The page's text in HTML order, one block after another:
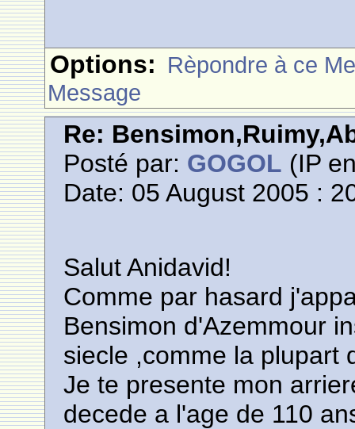
Options: Rèpondre à ce
Message
Re:
Posté par: GOGOL (IP
Date: 05 August 2005 :
Salut Anidavid!
Comme par hasard
Bensimon d'Azemmour
siecle ,comme la plupart
Je te presente mon
decede a l'age de 110